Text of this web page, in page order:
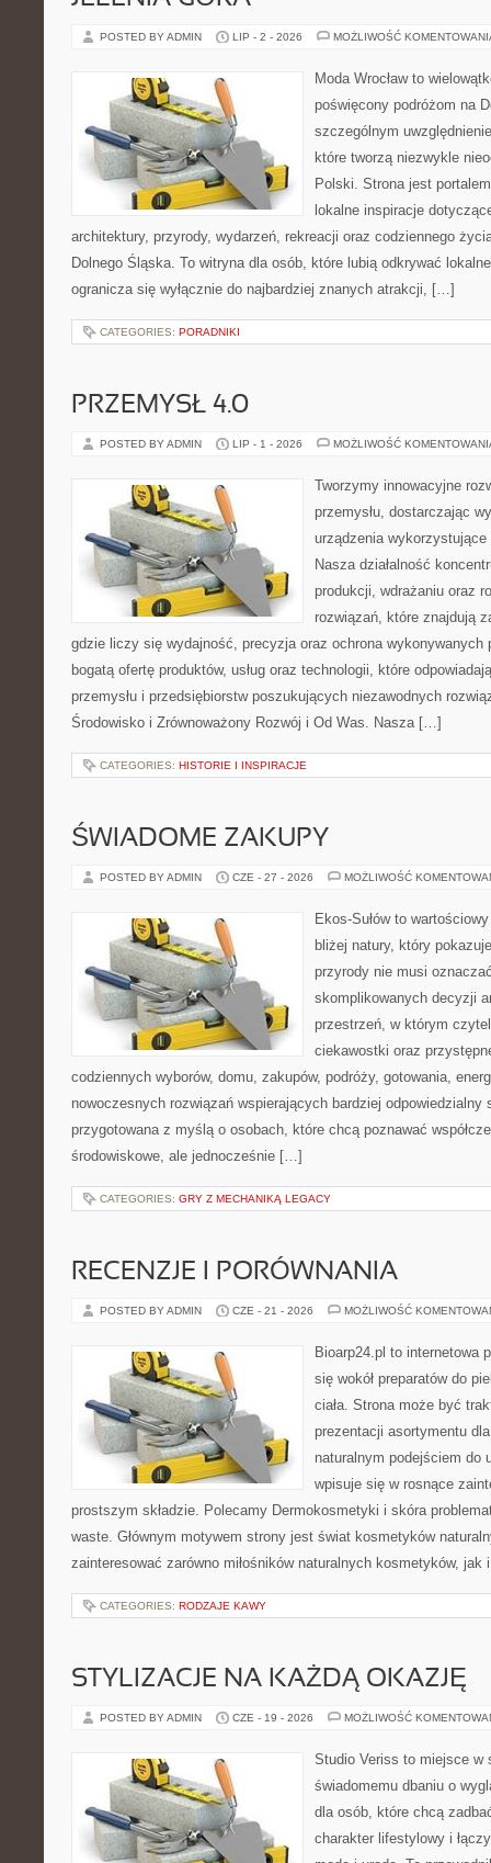
POSTED BY ADMIN LIP - 2 - 2026 MOŻLIWOŚĆ
Moda Wrocław to
poświęcony podróżom na
szczególnym
które tworzą niezwykle
Polski. Strona jest
lokalne inspiracje
architektury, przyrody, wydarzeń, rekreacji oraz codziennego
Dolnego Śląska. To witryna dla osób, które lubią odkrywać
ogranicza się wyłącznie do najbardziej znanych atrakcji, […]
CATEGORIES: PORADNIKI
PRZEMYSŁ 4.0
POSTED BY ADMIN LIP - 1 - 2026 MOŻLIWOŚĆ
Tworzymy innowacyjne
przemysłu, dostarczając
urządzenia
Nasza działalność
produkcji, wdrażaniu oraz
rozwiązań, które znajdują
gdzie liczy się wydajność, precyzja oraz ochrona wykonywanych
bogatą ofertę produktów, usług oraz technologii, które
przemysłu i przedsiębiorstw poszukujących niezawodnych
Środowisko i Zrównoważony Rozwój i Od Was. Nasza […]
CATEGORIES: HISTORIE I INSPIRACJE
ŚWIADOME ZAKUPY
POSTED BY ADMIN CZE - 27 - 2026 MOŻLIWOŚĆ
Ekos-Sułów to
bliżej natury, który
przyrody nie musi
skomplikowanych decyzji
przestrzeń, w którym
ciekawostki oraz
codziennych wyborów, domu, zakupów, podróży, gotowania,
nowoczesnych rozwiązań wspierających bardziej odpowiedzialny
przygotowana z myślą o osobach, które chcą poznawać
środowiskowe, ale jednocześnie […]
CATEGORIES: GRY Z MECHANIKĄ LEGACY
RECENZJE I PORÓWNANIA
POSTED BY ADMIN CZE - 21 - 2026 MOŻLIWOŚĆ
Bioarp24.pl to internetowa
się wokół preparatów do
ciała. Strona może być
prezentacji asortymentu
naturalnym podejściem do
wpisuje się w rosnące
prostszym składzie. Polecamy Dermokosmetyki i skóra
waste. Głównym motywem strony jest świat kosmetyków
zainteresować zarówno miłośników naturalnych kosmetyków,
CATEGORIES: RODZAJE KAWY
STYLIZACJE NA KAŻDĄ OKAZJĘ
POSTED BY ADMIN CZE - 19 - 2026 MOŻLIWOŚĆ
Studio Veriss to miejsce w
świadomemu dbaniu o
dla osób, które chcą
charakter lifestylowy i